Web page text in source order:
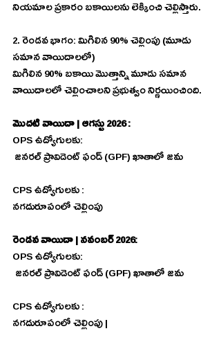
నియమాల ప్రకారం బకాయిలను లెక్కించి చెల్లిస్తారు.
2. రెండవ భాగం: మిగిలిన 90% చెల్లింపు (మూడు
సమాన వాయిదాలలో)
మిగిలిన 90% బకాయి మొత్తాన్ని మూడు సమాన
వాయిదాలలో చెల్లించాలని ప్రభుత్వం నిర్ణయించింది.
మొదటి వాయిదా | ఆగస్టు 2026 :
OPS ఉద్యోగులకు:
జనరల్ ప్రావిడెంట్ ఫండ్ (GPF) ఖాతాలో జమ
CPS ఉద్యోగులకు :
నగదురూపంలో చెల్లింపు
రెండవ వాయిదా | నవంబర్ 2026:
OPS ఉద్యోగులకు:
జనరల్ ప్రావిడెంట్ ఫండ్ (GPF) ఖాతాలో జమ
CPS ఉద్యోగులకు :
నగదురూపంలో చెల్లింపు |